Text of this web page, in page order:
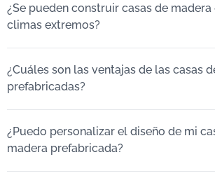
¿Se pueden construir casas de madera
climas extremos?
¿Cuáles son las ventajas de las casas
prefabricadas?
¿Puedo personalizar el diseño de mi
madera prefabricada?